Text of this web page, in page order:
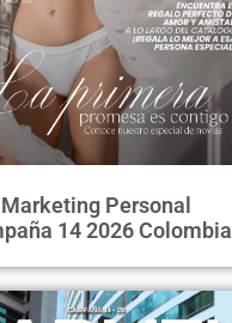
Marketing Personal
14 2026 Colombia